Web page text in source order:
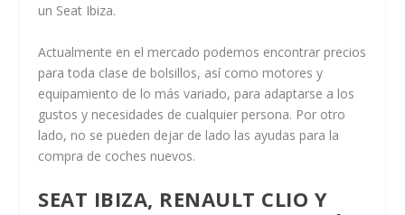
un Seat Ibiza.
Actualmente en el mercado podemos encontrar precios
para toda clase de bolsillos, así como motores y
equipamiento de lo más variado, para adaptarse a los
gustos y necesidades de cualquier persona. Por otro
lado, no se pueden dejar de lado las ayudas para la
compra de coches nuevos.
SEAT IBIZA, RENAULT CLIO Y